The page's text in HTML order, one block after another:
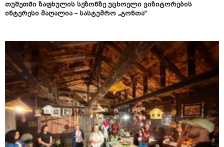
თუშეთში ზაფხულის სეზონზე უცხოელი ვიზიტორების
ინტერესი მაღალია – სასტუმრო „გონთა“